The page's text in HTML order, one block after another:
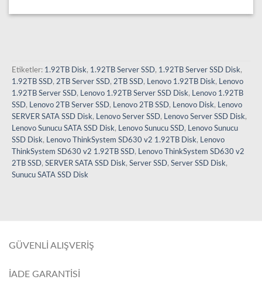
Etiketler: 1.92TB Disk, 1.92TB Server SSD, 1.92TB Server SSD Disk,
1.92TB SSD, 2TB Server SSD, 2TB SSD, Lenovo 1.92TB Disk,
Lenovo
1.92TB Server SSD, Lenovo 1.92TB Server SSD Disk,
Lenovo 1.92TB
SSD, Lenovo 2TB Server SSD, Lenovo 2TB SSD, Lenovo Disk,
Lenovo
SERVER SATA SSD Disk, Lenovo Server SSD, Lenovo Server SSD Disk,
Lenovo Sunucu SATA SSD Disk, Lenovo Sunucu SSD,
Lenovo Sunucu
SSD Disk, Lenovo ThinkSystem SD630 v2 1.92TB Disk,
Lenovo
ThinkSystem SD630 v2 1.92TB SSD,
Lenovo ThinkSystem SD630 v2
2TB SSD, SERVER SATA SSD Disk, Server SSD, Server SSD Disk,
Sunucu SATA SSD Disk
GÜVENLİ ALIŞVERİŞ
İADE GARANTİSİ